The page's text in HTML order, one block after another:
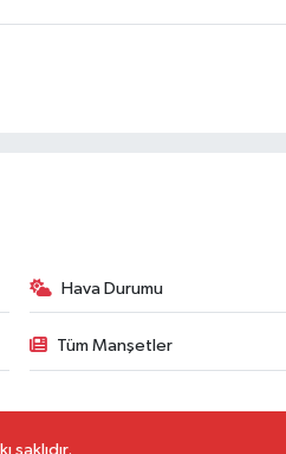
Hava Durumu
Tüm Manşetler